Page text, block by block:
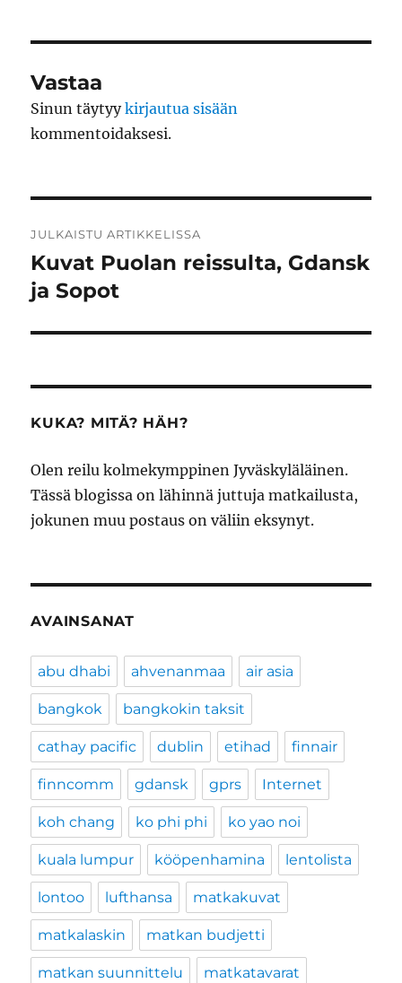
Vastaa
Sinun täytyykirjautua sisään
kommentoidaksesi.
selaus
JULKAISTU ARTIKKELISSA
Kuvat Puolan reissulta, Gdansk
ja Sopot
KUKA? MITÄ? HÄH?
Olen reilu kolmekymppinen Jyväskyläläinen.
Tässä blogissa on lähinnä juttuja matkailusta,
jokunen muu postaus on väliin eksynyt.
AVAINSANAT
abu dhabi ahvenanmaa air asia
bangkok bangkokin taksit
cathay pacific dublin etihad finnair
finncomm gdansk gprs Internet
koh chang ko phi phi ko yao noi
kuala lumpur kööpenhamina lentolista
lontoo lufthansa matkakuvat
matkalaskin matkan budjetti
matkan suunnittelu matkatavarat